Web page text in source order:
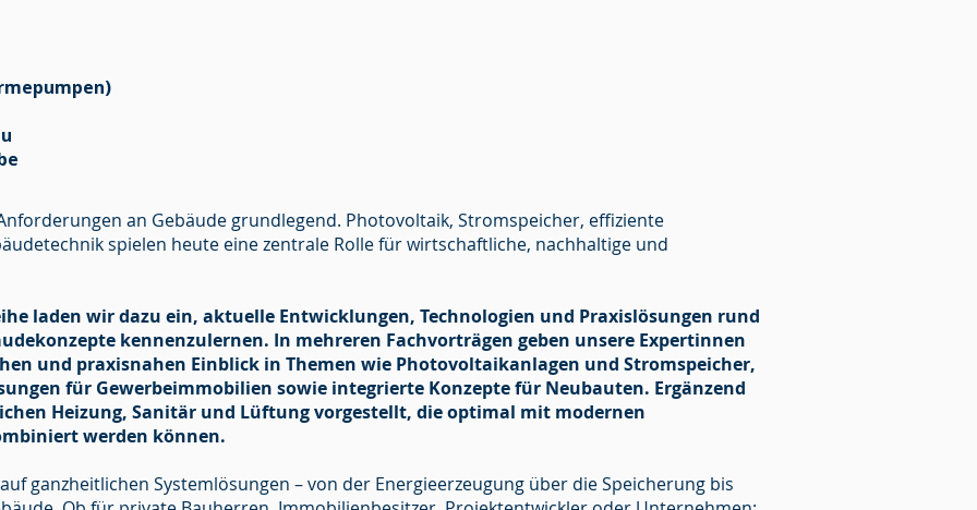
an Gebäude grundlegend. Photovoltaik, Stromspeicher, effiziente
spielen heute eine zentrale Rolle für wirtschaftliche, nachhaltige und
laden wir dazu ein, aktuelle Entwicklungen, Technologien und Praxislösungen rund
kennenzulernen. In mehreren Fachvorträgen geben unsere Expertinnen
und praxisnahen Einblick in Themen wie Photovoltaikanlagen und Stromspeicher,
für Gewerbeimmobilien sowie integrierte Konzepte für Neubauten. Ergänzend
Heizung, Sanitär und Lüftung vorgestellt, die optimal mit modernen
werden können.
ganzheitlichen Systemlösungen – von der Energieerzeugung über die Speicherung bis